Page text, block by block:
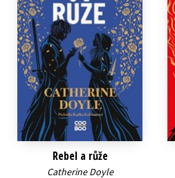
Rebel a růže
Catherine Doyle